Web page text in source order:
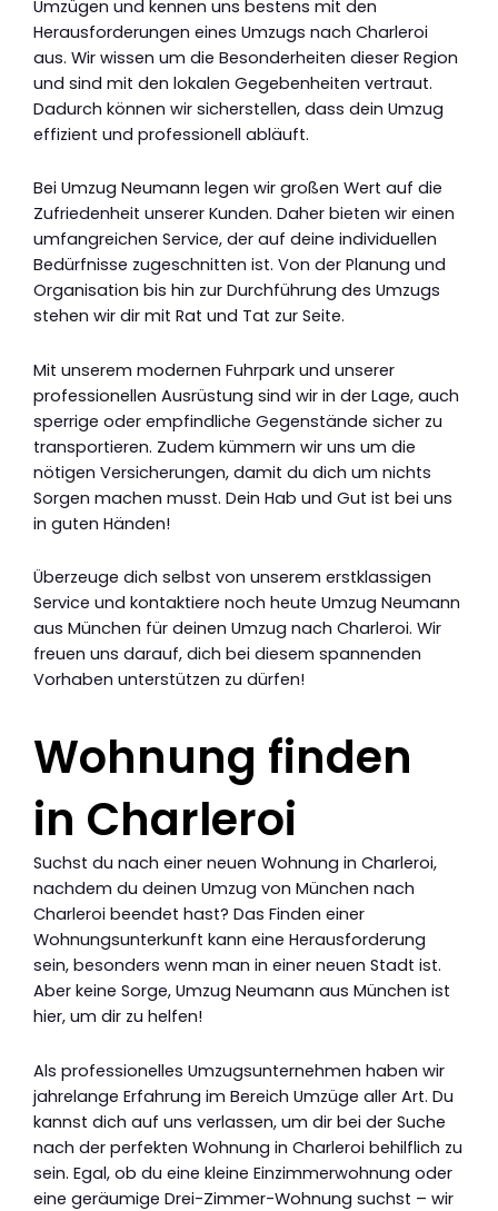
Umzügen und kennen uns bestens mit den
Herausforderungen eines Umzugs nach Charleroi
aus. Wir wissen um die Besonderheiten dieser Region
und sind mit den lokalen Gegebenheiten vertraut.
Dadurch können wir sicherstellen, dass dein Umzug
effizient und professionell abläuft.
Bei Umzug Neumann legen wir großen Wert auf die
Zufriedenheit unserer Kunden. Daher bieten wir einen
umfangreichen Service, der auf deine individuellen
Bedürfnisse zugeschnitten ist. Von der Planung und
Organisation bis hin zur Durchführung des Umzugs
stehen wir dir mit Rat und Tat zur Seite.
Mit unserem modernen Fuhrpark und unserer
professionellen Ausrüstung sind wir in der Lage, auch
sperrige oder empfindliche Gegenstände sicher zu
transportieren. Zudem kümmern wir uns um die
nötigen Versicherungen, damit du dich um nichts
Sorgen machen musst. Dein Hab und Gut ist bei uns
in guten Händen!
Überzeuge dich selbst von unserem erstklassigen
Service und kontaktiere noch heute Umzug Neumann
aus München für deinen Umzug nach Charleroi. Wir
freuen uns darauf, dich bei diesem spannenden
Vorhaben unterstützen zu dürfen!
Wohnung finden
in Charleroi
Suchst du nach einer neuen Wohnung in Charleroi,
nachdem du deinen Umzug von München nach
Charleroi beendet hast? Das Finden einer
Wohnungsunterkunft kann eine Herausforderung
sein, besonders wenn man in einer neuen Stadt ist.
Aber keine Sorge, Umzug Neumann aus München ist
hier, um dir zu helfen!
Als professionelles Umzugsunternehmen haben wir
jahrelange Erfahrung im Bereich Umzüge aller Art. Du
kannst dich auf uns verlassen, um dir bei der Suche
nach der perfekten Wohnung in Charleroi behilflich zu
sein. Egal, ob du eine kleine Einzimmerwohnung oder
eine geräumige Drei-Zimmer-Wohnung suchst – wir